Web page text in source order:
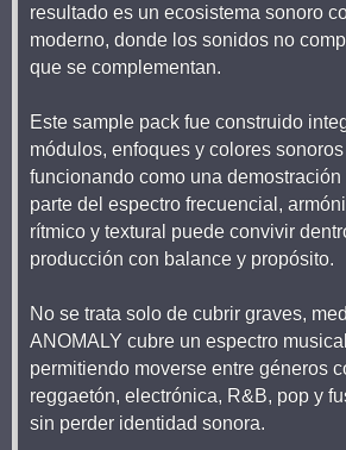
resultado es un ecosistema sonoro
moderno, donde los sonidos no
que se complementan.
Este sample pack fue construido
módulos, enfoques y colores
funcionando como una
parte del espectro frecuencial,
rítmico y textural puede convivir
producción con balance y propósito.
No se trata solo de cubrir graves,
ANOMALY cubre un espectro
permitiendo moverse entre géneros
reggaetón, electrónica, R&B, pop y
sin perder identidad sonora.